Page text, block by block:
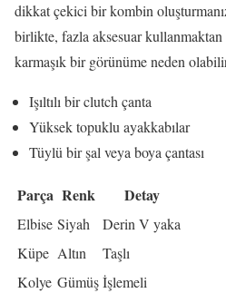
dikkat çekici bir kombin
birlikte, fazla aksesuar kullanmaktan
karmaşık bir görünüme neden
Işıltılı bir clutch çanta
Yüksek topuklu ayakkabılar
Tüylü bir şal veya boya çantası
Parça Renk Detay
Elbise Siyah
Derin V yaka
Küpe Altın
Taşlı
Kolye Gümüşİşlemeli